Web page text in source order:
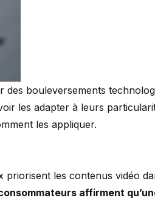
bouleversements
les adapter à leurs
les appliquer.
les contenus vidéo
affirment